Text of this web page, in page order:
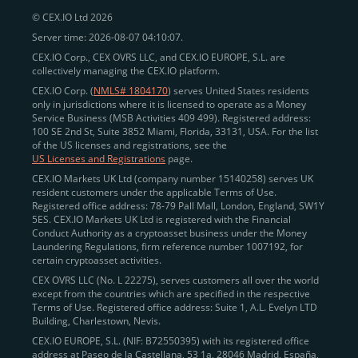
Um DAI zu erstellen, ist keine spezifische
Zustimmung erforderlich, da jeder auf das Protokoll
zugreifen kann. DAI und das MakerDAO sammeln
Preisinformationen aus verschiedenen externen
Preisquellen mithilfe eines Oracle-Mechanismus.
Jegliche Preisaktualisierungen werden den Feed-
Betreibern veröffentlicht und gelangen über die
installierten und kontrollierten Smart Contracts auf
die Ethereum-Blockchain.
Aktueller DAI-Preisindex und
zeitliche Veränderungen
Der DAI-Preis schwankt um $1, und die
Marktkapitalisierung von DAI betrug im Juni 2022
über 6 Milliarden USD. Sie können den
tatsächlichen Wert von DAI aufaktuellen
© CEX.IO Ltd 2026
Server time: 2026-08-07 04:10:07.
CEX.IO Corp., CEX OVRS LLC, and CEX.IO EUROPE, S.L. are
collectively managing the CEX.IO platform.
CEX.IO Corp. (NMLS# 1804170) serves United States residents
only in jurisdictions where it is licensed to operate as a Money
Service Business (MSB Activities 409 499). Registered address:
100 SE 2nd St, Suite 3852 Miami, Florida, 33131, USA. For the list
of the US licenses and registrations, see the
US Licenses and Registrations page.
CEX.IO Markets UK Ltd (company number 15140258) serves UK
resident customers under the applicable Terms of Use.
Registered office address: 78-79 Pall Mall, London, England, SW1Y
5ES. CEX.IO Markets UK Ltd is registered with the Financial
Conduct Authority as a cryptoasset business under the Money
Laundering Regulations, firm reference number 1007192, for
certain cryptoasset activities.
CEX OVRS LLC (No. L 22275), serves customers all over the world
except from the countries which are specified in the respective
Terms of Use. Registered office address: Suite 1, A.L. Evelyn LTD
Building, Charlestown, Nevis.
CEX.IO EUROPE, S.L. (NIF: B72550395) with its registered office
address at Paseo de la Castellana, 53 1a, 28046 Madrid, España,